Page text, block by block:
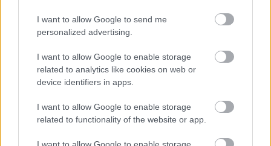
I want to allow Google to send me
personalized advertising.
I want to allow Google to enable storage
related to analytics like cookies on web or
device identifiers in apps.
I want to allow Google to enable storage
related to functionality of the website or app.
Η ΔΑΚΕ Ιδιωτικού Τομέα συμφωνεί με
τη ΓΣΕΕ για απεργία στις 2 Οκτωβρίου
, 19 Σεπτεμβρίου 2019 Επικαιρότητα